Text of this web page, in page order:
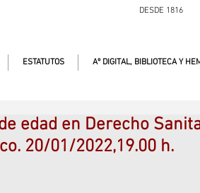
DESDE 1816
ESTATUTOS Aº DIGITAL, BIBLIOTECA Y
edad en Derecho
20/01/2022,19.00 h.